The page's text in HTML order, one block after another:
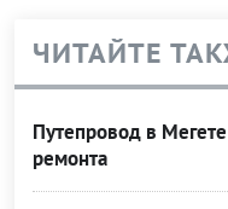
ЧИТАЙТЕ
Путепровод в
ремонта